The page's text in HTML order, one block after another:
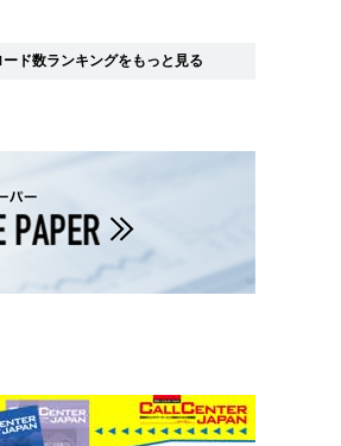
ード数ランキングをもっと見る